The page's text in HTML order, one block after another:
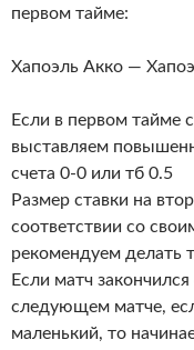
первом тайме:
Хапоэль Акко —
Если в первом тайме
выставляем
счета 0-0 или тб 0.5
Размер ставки на
соответствии со
рекомендуем делать
Если матч
следующем матче,
маленький, то